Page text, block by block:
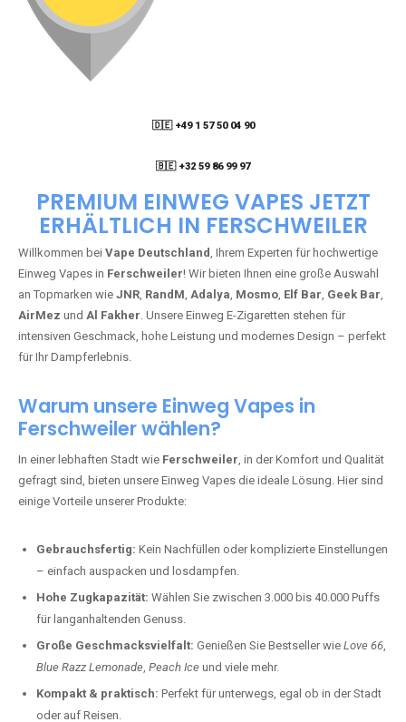
🇩🇪 +49 1 57 50 04 90
🇧🇪 +32 59 86 99 97
PREMIUM EINWEG VAPES JETZT
ERHÄLTLICH IN FERSCHWEILER
Willkommen bei Vape Deutschland, Ihrem Experten für hochwertige
Einweg Vapes in Ferschweiler! Wir bieten Ihnen eine große Auswahl
an Topmarken wie JNR, RandM, Adalya, Mosmo, Elf Bar, Geek Bar,
AirMez und Al Fakher. Unsere Einweg E-Zigaretten stehen für
intensiven Geschmack, hohe Leistung und modernes Design – perfekt
für Ihr Dampferlebnis.
Warum unsere Einweg Vapes in
Ferschweiler wählen?
In einer lebhaften Stadt wie Ferschweiler, in der Komfort und Qualität
gefragt sind, bieten unsere Einweg Vapes die ideale Lösung. Hier sind
einige Vorteile unserer Produkte:
Gebrauchsfertig: Kein Nachfüllen oder komplizierte Einstellungen
– einfach auspacken und losdampfen.
Hohe Zugkapazität: Wählen Sie zwischen 3.000 bis 40.000 Puffs
für langanhaltenden Genuss.
Große Geschmacksvielfalt: Genießen Sie Bestseller wie Love 66,
Blue Razz Lemonade, Peach Ice und viele mehr.
Kompakt & praktisch: Perfekt für unterwegs, egal ob in der Stadt
oder auf Reisen.